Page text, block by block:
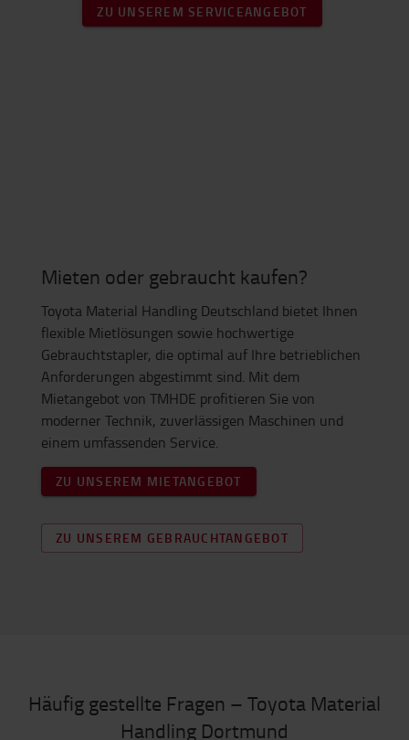
ZU UNSEREM SERVICEANGEBOT
Mieten oder gebraucht kaufen?
Toyota Material Handling Deutschland bietet Ihnen
flexible Mietlösungen sowie hochwertige
Gebrauchtstapler, die optimal auf Ihre betrieblichen
Anforderungen abgestimmt sind. Mit dem
Mietangebot von TMHDE profitieren Sie von
moderner Technik, zuverlässigen Maschinen und
einem umfassenden Service.
ZU UNSEREM MIETANGEBOT
ZU UNSEREM GEBRAUCHTANGEBOT
Häufig gestellte Fragen – Toyota Material
Handling Dortmund